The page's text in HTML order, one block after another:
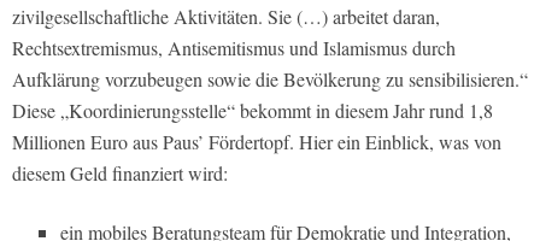
zivilgesellschaftliche Aktivitäten. Sie (…) arbeitet daran,
Rechtsextremismus, Antisemitismus und Islamismus durch
Aufklärung vorzubeugen sowie die Bevölkerung zu sensibilisieren.“
Diese „Koordinierungsstelle“ bekommt in diesem Jahr rund 1,8
Millionen Euro aus Paus’ Fördertopf. Hier ein Einblick, was von
diesem Geld finanziert wird:
ein mobiles Beratungsteam für Demokratie und Integration,